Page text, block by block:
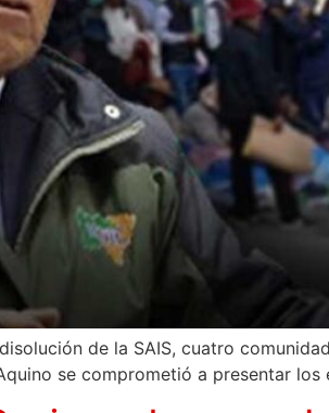
de la SAIS, cuatro
se comprometió a presentar los